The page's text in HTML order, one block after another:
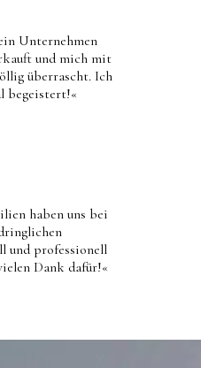
Unternehmen
und mich mit
überrascht. Ich
begeistert!«
haben uns bei
und professionell
Dank dafür!«